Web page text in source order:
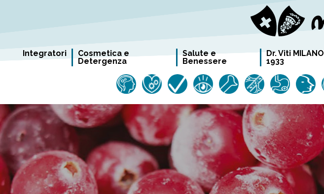
Integratori
Cosmetica e
Detergenza
Salute e
Benessere
Dr. Viti MILANO
1933